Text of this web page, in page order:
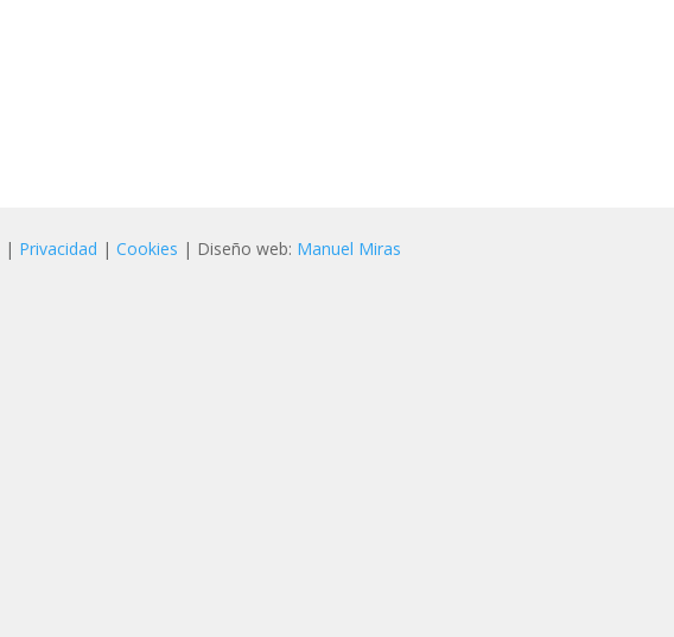
| Privacidad |Cookies | Diseño web: Manuel Miras